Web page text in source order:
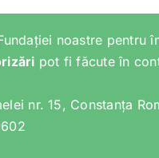
noastre pentru
pot fi făcute în
nr. 15, Constanța